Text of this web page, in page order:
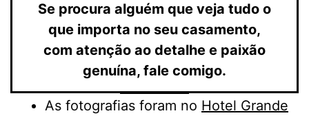
Se procura alguém que veja tudo o
que importa no seu casamento,
com atenção ao detalhe e paixão
genuína, fale comigo.
As fotografias foram no Hotel Grande